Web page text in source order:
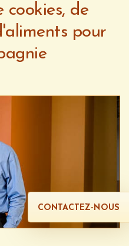
cookies, de
pour
CONTACTEZ-NOUS